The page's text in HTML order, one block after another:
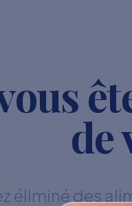
de
éliminé des